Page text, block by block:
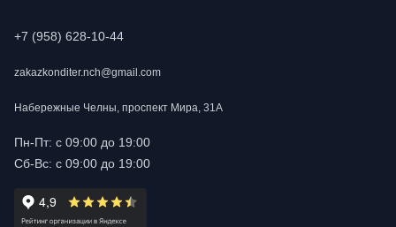
+7 (958) 628-10-44
zakazkonditer.nch@gmail.com
Набережные Челны, проспект Мира, 31А
Пн-Пт: с 09:00 до 19:00
Сб-Вс: с 09:00 до 19:00